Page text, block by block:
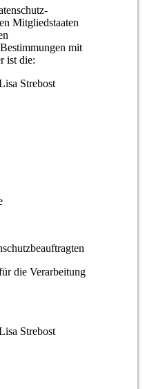
Mitgliedstaaten
mit
ist die:
Strebost
die Verarbeitung
Strebost